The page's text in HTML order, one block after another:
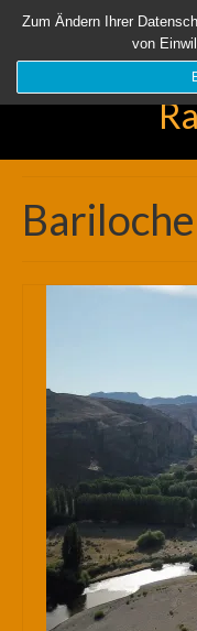
Startseite Aktuell
Suchen
Bariloche
Zum Ändern Ihrer
von